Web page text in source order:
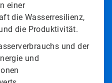
einer
die Wasserresilienz,
die Produktivität.
und der
und